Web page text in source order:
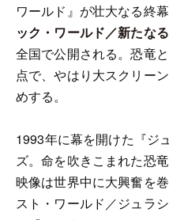
ワールド』が壮大なる終
ック・ワールド／新たな
全国で公開される。恐竜
点で、やはり大スクリー
めする。
1993年に幕を開けた『ジ
ズ。命を吹きこまれた恐
映像は世界中に大興奮を
スト・ワールド／ジュラ